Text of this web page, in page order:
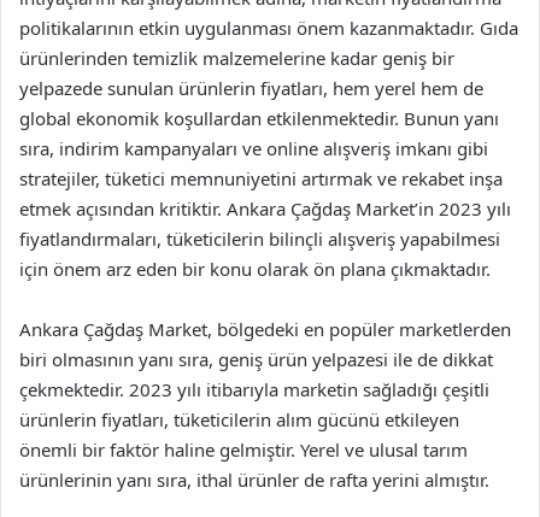
politikalarının etkin uygulanması önem kazanmaktadır. Gıda
ürünlerinden temizlik malzemelerine kadar geniş bir
yelpazede sunulan ürünlerin fiyatları, hem yerel hem de
global ekonomik koşullardan etkilenmektedir. Bunun yanı
sıra, indirim kampanyaları ve online alışveriş imkanı gibi
stratejiler, tüketici memnuniyetini artırmak ve rekabet inşa
etmek açısından kritiktir. Ankara Çağdaş Market’in 2023 yılı
fiyatlandırmaları, tüketicilerin bilinçli alışveriş yapabilmesi
için önem arz eden bir konu olarak ön plana çıkmaktadır.
Ankara Çağdaş Market, bölgedeki en popüler marketlerden
biri olmasının yanı sıra, geniş ürün yelpazesi ile de dikkat
çekmektedir. 2023 yılı itibarıyla marketin sağladığı çeşitli
ürünlerin fiyatları, tüketicilerin alım gücünü etkileyen
önemli bir faktör haline gelmiştir. Yerel ve ulusal tarım
ürünlerinin yanı sıra, ithal ürünler de rafta yerini almıştır.